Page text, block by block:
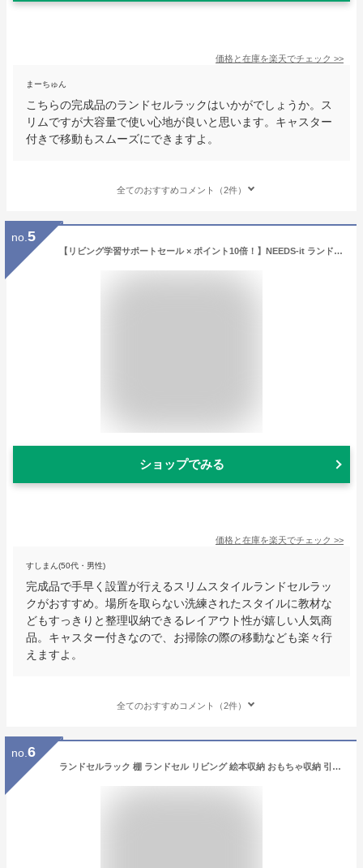
価格と在庫を楽天でチェック >>
まーちゅん
こちらの完成品のランドセルラックはいかがでしょうか。ス
リムですが大容量で使い心地が良いと思います。キャスター
付きで移動もスムーズにできますよ。
全てのおすすめコメント（2件）
no. 5
【リビング学習サポートセール × ポイント10倍！】NEEDS-it ランドセルラック スリム ホワイト【日本製／完成品／送料無料】
ショップでみる
価格と在庫を楽天でチェック >>
すしまん(50代・男性)
完成品で手早く設置が行えるスリムスタイルランドセルラッ
クがおすすめ。場所を取らない洗練されたスタイルに教材な
どもすっきりと整理収納できるレイアウト性が嬉しい人気商
品。キャスター付きなので、お掃除の際の移動なども楽々行
えますよ。
全てのおすすめコメント（2件）
no. 6
ランドセルラック 棚 ランドセル リビング 絵本収納 おもちゃ収納 引き出し付き ラック 絵本棚 キッズラック 子ども部屋 キッズ シンプル おしゃれ ホワイト/ナチュラル/オーク/ウォールナット 【組立品/完成品が選べる】 LRA001198